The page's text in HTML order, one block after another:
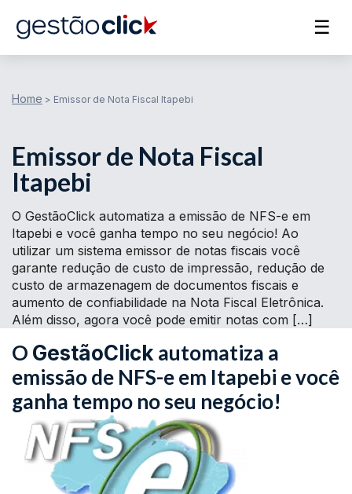
☰
Home > Emissor de Nota Fiscal Itapebi
Emissor de Nota Fiscal
Itapebi
O GestãoClick automatiza a emissão de NFS-e em
Itapebi e você ganha tempo no seu negócio! Ao
utilizar um sistema emissor de notas fiscais você
garante redução de custo de impressão, redução de
custo de armazenagem de documentos fiscais e
aumento de confiabilidade na Nota Fiscal Eletrônica.
Além disso, agora você pode emitir notas com […]
O GestãoClick automatiza a
emissão de NFS-e em Itapebi e você
ganha tempo no seu negócio!